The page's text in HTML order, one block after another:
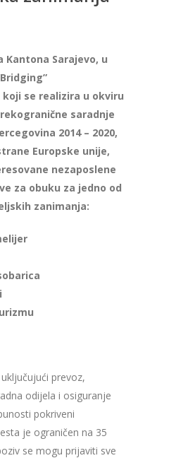
Kantona Sarajevo, u
koji se realizira u okviru
saradnje
2014 – 2020,
Europske unije,
nezaposlene
za obuku za jedno od
zanimanja:
prevoz,
odijela i osiguranje
pokriveni
je ograničen na 35
se mogu prijaviti sve